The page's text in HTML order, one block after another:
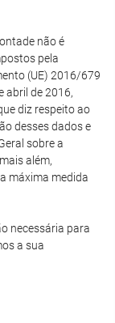
não é
pela
(UE) 2016/679
abril de 2016,
diz respeito ao
desses dados e
sobre a
além,
máxima medida
necessária para
a sua